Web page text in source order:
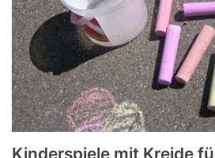
Kinderspiele mit Kreide